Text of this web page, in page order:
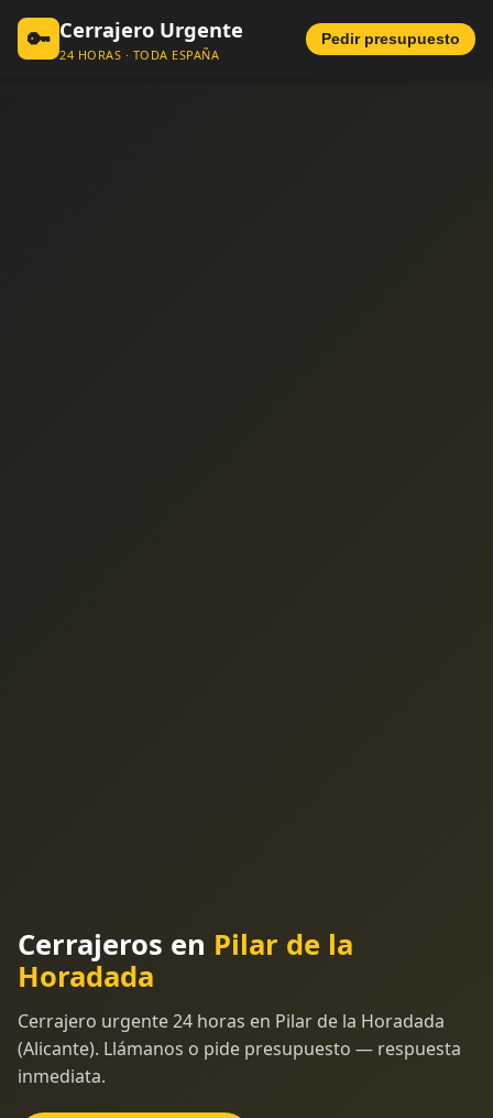
🔑 Cerrajero Urgente
24 HORAS · TODA ESPAÑA
Pedir presupuesto
Cerrajeros en Pilar de la
Horadada
Cerrajero urgente 24 horas en Pilar de la Horadada
(Alicante). Llámanos o pide presupuesto — respuesta
inmediata.